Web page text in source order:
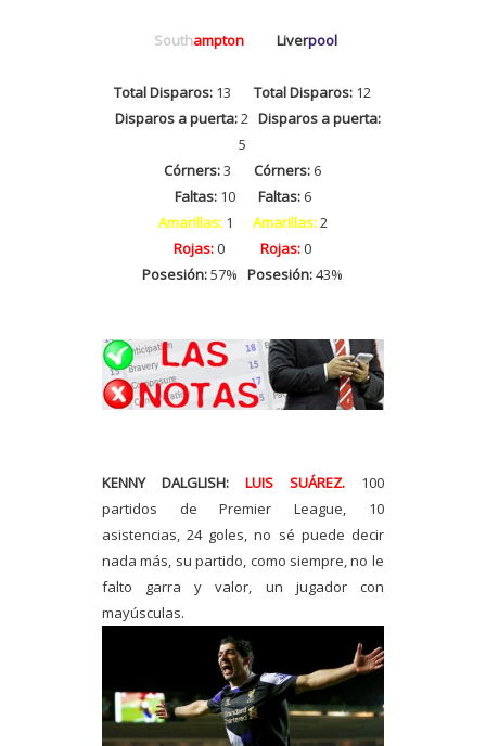
Southampton Liverpool
Total Disparos: 13Total Disparos: 12
Disparos a puerta:2 Disparos a puerta:
5
Córners:3 Córners: 6
Faltas: 10 Faltas: 6
Amarillas:1 Amarillas:2
Rojas:0Rojas:0
Posesión:57%Posesión:43%
KENNY DALGLISH: LUIS SUÁREZ.
100
partidos de Premier League, 10
asistencias, 24 goles, no sé puede decir
nada más, su partido, como siempre, no le
falto garra y valor, un jugador con
mayúsculas.